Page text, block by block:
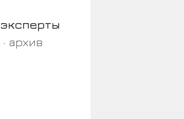
эксперты
архив